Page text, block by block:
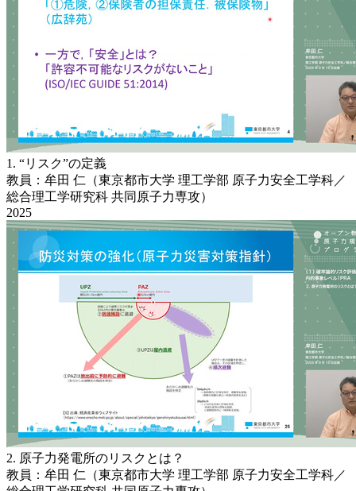
1. “リスク”の定義
教員：牟田 仁（東京都市大学 理工学部 原子力安全工学科／
総合理工学研究科 共同原子力専攻）
2025
2. 原子力発電所のリスクとは？
教員：牟田 仁（東京都市大学 理工学部 原子力安全工学科／